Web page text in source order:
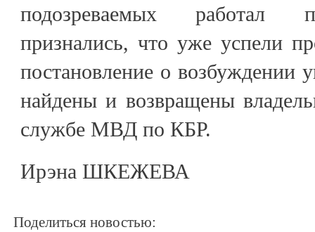
подозреваемых работал
признались, что уже успели
постановление о возбуждении
найдены и возвращены
службе МВД по КБР.
Ирэна ШКЕЖЕВА
Поделиться новостью: